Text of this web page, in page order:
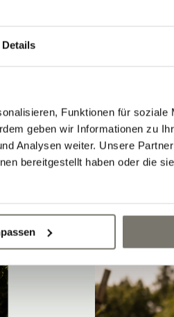
Details
Funktionen für soziale
geben wir Informationen zu
Analysen weiter. Unsere
bereitgestellt haben oder die
ein, genießen Sie
Tennis funktioniert hier
Ergänzung zu